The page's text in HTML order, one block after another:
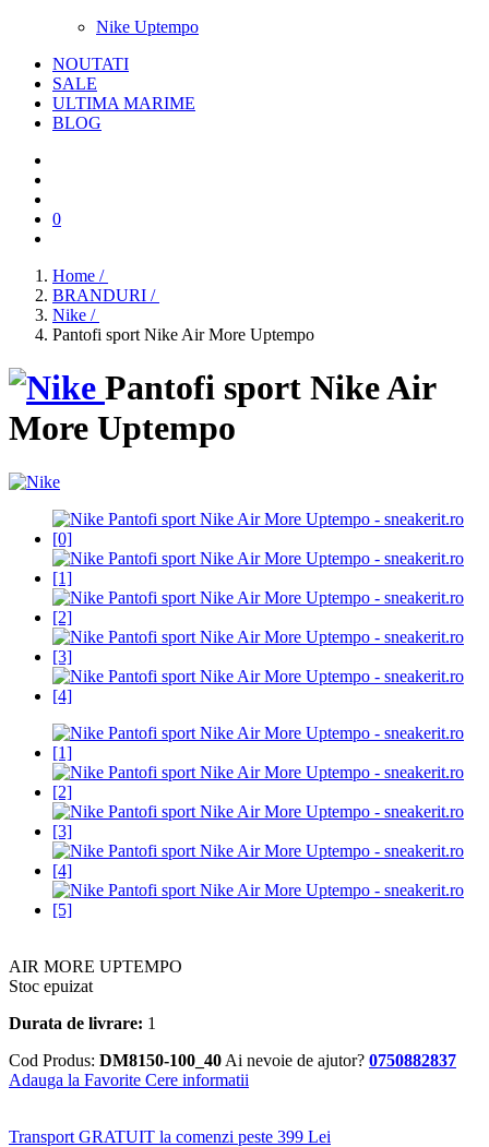
Nike Uptempo
NOUTATI
SALE
ULTIMA MARIME
BLOG
0
Home /
BRANDURI /
Nike /
Pantofi sport Nike Air More Uptempo
Pantofi sport Nike Air
More Uptempo
AIR MORE UPTEMPO
Stoc epuizat
Durata de livrare: 1
Cod Produs: DM8150-100_40 Ai nevoie de ajutor? 0750882837
Adauga la Favorite Cere informatii
Transport GRATUIT la comenzi peste 399 Lei